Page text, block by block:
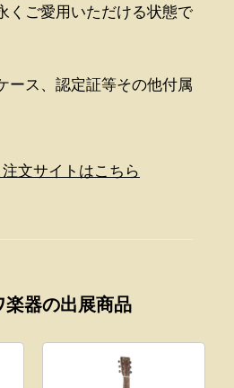
くご愛用いただける状態で
ース、認定証等その他付属
文サイトはこちら
楽器の出展商品